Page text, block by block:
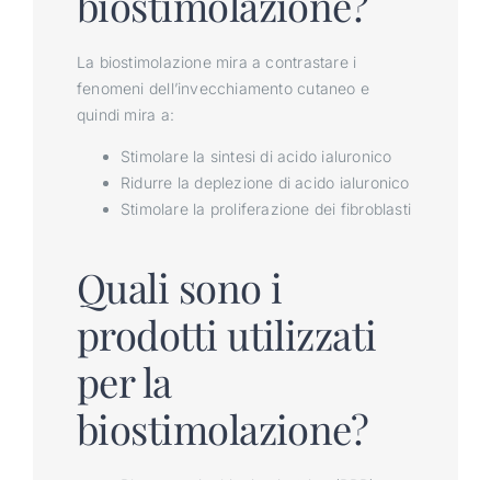
La biostimolazione mira a contrastare i
fenomeni dell’invecchiamento cutaneo e
quindi mira a:
Stimolare la sintesi di acido ialuronico
Ridurre la deplezione di acido ialuronico
Stimolare la proliferazione dei fibroblasti
Quali sono i
prodotti utilizzati
per la
biostimolazione?